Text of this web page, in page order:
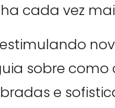
cada vez
sobre
e